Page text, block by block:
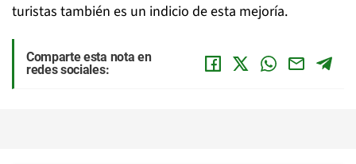
turistas también es un indicio de esta mejoría.
Comparte esta nota en
redes sociales: